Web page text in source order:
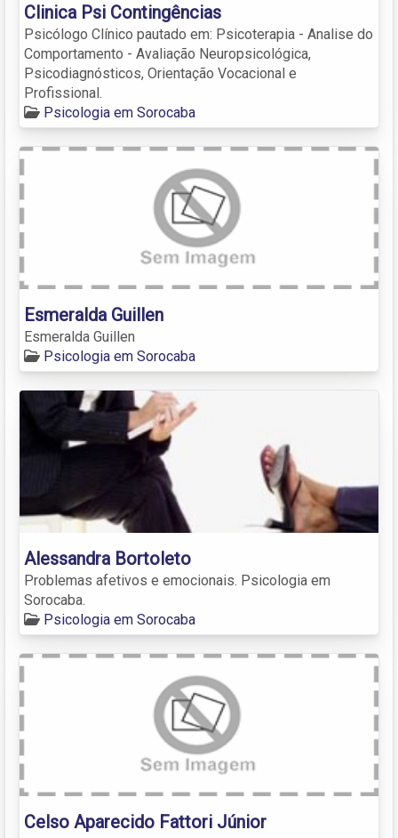
Clinica Psi Contingências
Psicólogo Clínico pautado em: Psicoterapia - Analise do
Comportamento - Avaliação Neuropsicológica,
Psicodiagnósticos, Orientação Vocacional e
Profissional.
Psicologia em Sorocaba
Esmeralda Guillen
Esmeralda Guillen
Psicologia em Sorocaba
Alessandra Bortoleto
Problemas afetivos e emocionais. Psicologia em
Sorocaba.
Psicologia em Sorocaba
Celso Aparecido Fattori Júnior